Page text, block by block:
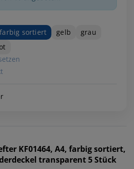
farbig sortiert gelb
grau
KF01464, A4, farbig sortiert,
transparent 5 Stück